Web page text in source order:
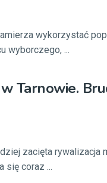
wykorzystać
wyborczego, ...
Tarnowie.
zacięta rywalizacja
się coraz ...